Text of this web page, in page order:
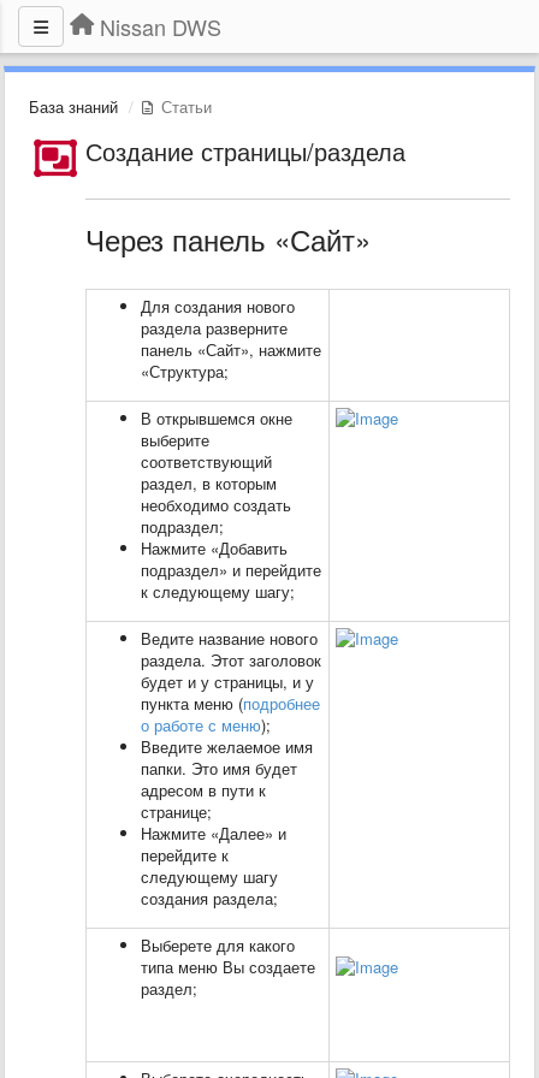
Nissan DWS
База знаний Статьи
Создание страницы/раздела
Через панель «Сайт»
Для создания нового
раздела разверните
панель «Сайт», нажмите
«Структура;
В открывшемся окне
выберите
соответствующий
раздел, в которым
необходимо создать
подраздел;
Нажмите «Добавить
подраздел» и перейдите
к следующему шагу;
Ведите название нового
раздела. Этот заголовок
будет и у страницы, и у
пункта меню (подробнее
о работе с меню);
Введите желаемое имя
папки. Это имя будет
адресом в пути к
странице;
Нажмите «Далее» и
перейдите к
следующему шагу
создания раздела;
Выберете для какого
типа меню Вы создаете
раздел;